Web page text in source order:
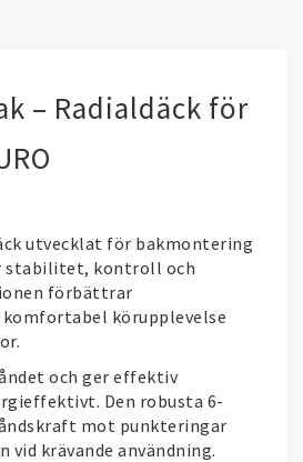
– Radialdäck för
utvecklat för bakmontering
stabilitet, kontroll och
förbättrar
körupplevelse
och ger effektiv
Den robusta 6-
mot punkteringar
krävande användning.